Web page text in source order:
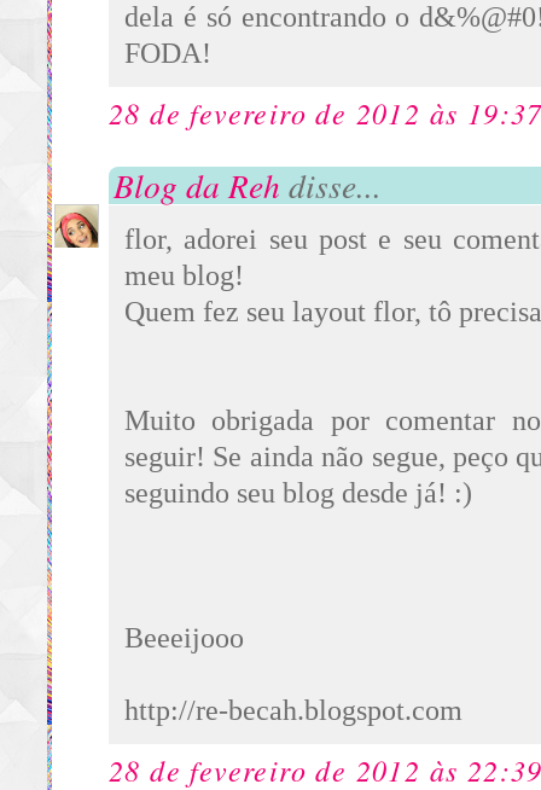
dela é só encontrando o
FODA!
28 de fevereiro de 2012 às
Blog da Reh disse...
flor, adorei seu post e seu
meu blog!
Quem fez seu layout flor, tô
Muito obrigada por comentar
seguir! Se ainda não segue, peço
seguindo seu blog desde já! :)
Beeeijooo
http://re-becah.blogspot.com
28 de fevereiro de 2012 às